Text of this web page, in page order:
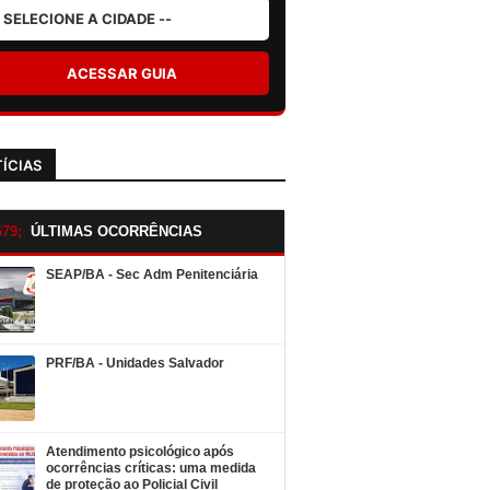
ACESSAR GUIA
ÚLTIMAS OCORRÊNCIAS
SEAP/BA - Sec Adm Penitenciária
PRF/BA - Unidades Salvador
Atendimento psicológico após
ocorrências críticas: uma medida
de proteção ao Policial Civil